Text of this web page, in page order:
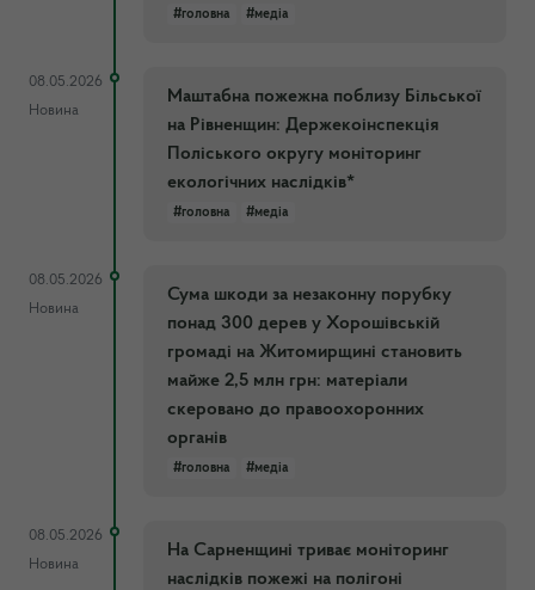
#головна #медіа
08.05.2026
Новина
Маштабна пожежна поблизу Більської
на Рівненщин: Держекоінспекція
Поліського округу моніторинг
екологічних наслідків*
#головна #медіа
08.05.2026
Новина
Сума шкоди за незаконну порубку
понад 300 дерев у Хорошівській
громаді на Житомирщині становить
майже 2,5 млн грн: матеріали
скеровано до правоохоронних
органів
#головна #медіа
08.05.2026
Новина
На Сарненщині триває моніторинг
наслідків пожежі на полігоні